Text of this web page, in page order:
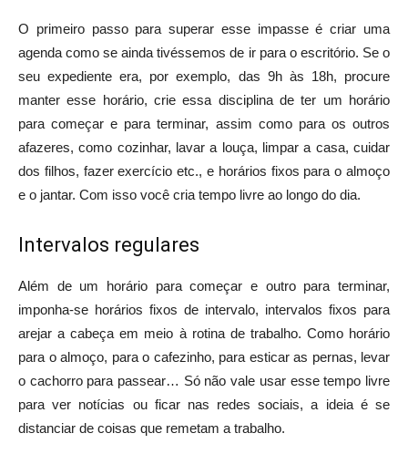
O primeiro passo para superar esse impasse é criar uma
agenda como se ainda tivéssemos de ir para o escritório. Se o
seu expediente era, por exemplo, das 9h às 18h, procure
manter esse horário, crie essa disciplina de ter um horário
para começar e para terminar, assim como para os outros
afazeres, como cozinhar, lavar a louça, limpar a casa, cuidar
dos filhos, fazer exercício etc., e horários fixos para o almoço
e o jantar. Com isso você cria tempo livre ao longo do dia.
Intervalos regulares
Além de um horário para começar e outro para terminar,
imponha-se horários fixos de intervalo, intervalos fixos para
arejar a cabeça em meio à rotina de trabalho. Como horário
para o almoço, para o cafezinho, para esticar as pernas, levar
o cachorro para passear… Só não vale usar esse tempo livre
para ver notícias ou ficar nas redes sociais, a ideia é se
distanciar de coisas que remetam a trabalho.